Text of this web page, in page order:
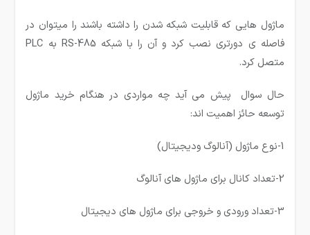
ماژول هایی که قابلیت شبکه شدن را داشته باشند را می­توان در
فاصله ­ی دورتری نصب کرد و آن را با شبکه RS-485 به PLC
متصل کرد.
حال سوال پیش می آید چه مواردی در هنگام خرید ماژول
توسعه حائز اهمیت اند:
1-نوع ماژول (آنالوگ ودیجیتال)
2-تعداد کانال برای ماژول های آنالوگ
3-تعداد ورودی و خروجی برای ماژول های دیجیتال